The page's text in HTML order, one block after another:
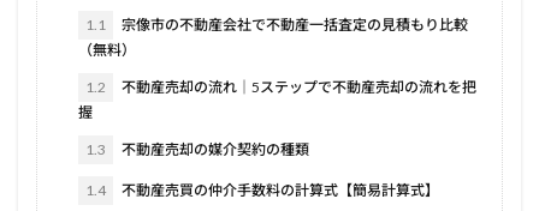
1.1
宗像市の不動産会社で不動産一括査定の見積もり比較
（無料）
1.2
不動産売却の流れ｜5ステップで不動産売却の流れを把
握
1.3 不動産売却の媒介契約の種類
1.4 不動産売買の仲介手数料の計算式【簡易計算式】